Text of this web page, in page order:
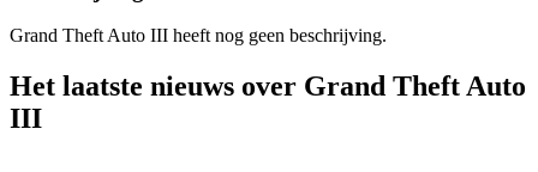
Grand Theft Auto III heeft nog geen beschrijving.
Het laatste nieuws over Grand Theft Auto
III